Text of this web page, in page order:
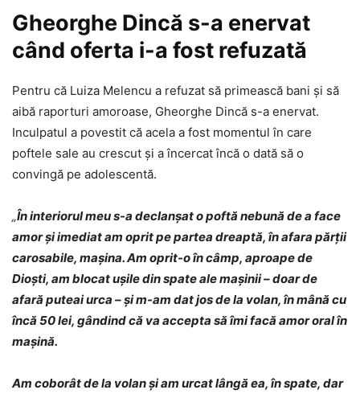
Gheorghe Dincă s-a enervat
când oferta i-a fost refuzată
Pentru că Luiza Melencu a refuzat să primească bani și să
aibă raporturi amoroase, Gheorghe Dincă s-a enervat.
Inculpatul a povestit că acela a fost momentul în care
poftele sale au crescut și a încercat încă o dată să o
convingă pe adolescentă.
„În interiorul meu s-a declanșat o poftă nebună de a face
amor și imediat am oprit pe partea dreaptă, în afara părții
carosabile, mașina. Am oprit-o în câmp, aproape de
Dioști, am blocat ușile din spate ale mașinii – doar de
afară puteai urca – și m-am dat jos de la volan, în mână cu
încă 50 lei, gândind că va accepta să îmi facă amor oral în
mașină.
Am coborât de la volan și am urcat lângă ea, în spate, dar